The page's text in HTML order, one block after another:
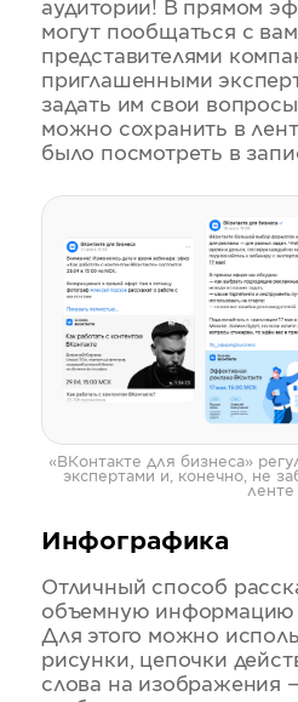
аудитории! В прямом
могут пообщаться с
представителями
приглашенными
задать им свои
можно сохранить в
было посмотреть в
«ВКонтакте для бизнеса»
экспертами и, конечно, не
ленте
Инфографика
Отличный способ
объемную информацию
Для этого можно
рисунки, цепочки
слова на изображения